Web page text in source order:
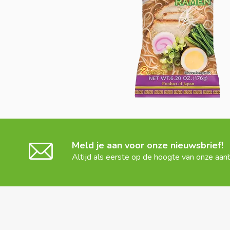
Meld je aan voor onze nieuwsbrief!
Altijd als eerste op de hoogte van onze